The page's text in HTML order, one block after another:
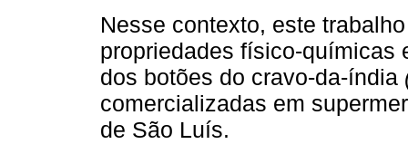
Nesse contexto, este
propriedades físico-químicas
dos botões do cravo-da-índia
comercializadas em
de São Luís.